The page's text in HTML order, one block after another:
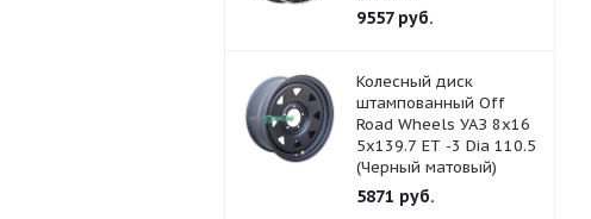
9557руб.
Колесный диск
штампованный Off
Road Wheels УАЗ 8x16
5x139.7 ET -3 Dia 110.5
(Черный матовый)
5871 руб.